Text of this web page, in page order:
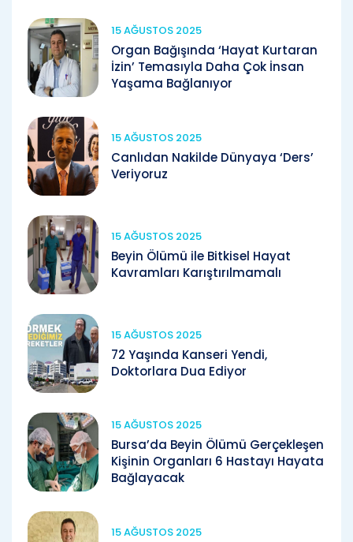
15 AĞUSTOS 2025
Organ Bağışında ‘Hayat Kurtaran
İzin’ Temasıyla Daha Çok İnsan
Yaşama Bağlanıyor
15 AĞUSTOS 2025
Canlıdan Nakilde Dünyaya ‘Ders’
Veriyoruz
15 AĞUSTOS 2025
Beyin Ölümü ile Bitkisel Hayat
Kavramları Karıştırılmamalı
15 AĞUSTOS 2025
72 Yaşında Kanseri Yendi,
Doktorlara Dua Ediyor
15 AĞUSTOS 2025
Bursa’da Beyin Ölümü Gerçekleşen
Kişinin Organları 6 Hastayı Hayata
Bağlayacak
15 AĞUSTOS 2025